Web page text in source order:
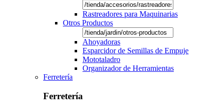
Rastreadores para Maquinarias
Otros Productos
Ahoyadoras
Esparcidor de Semillas de Empuje
Mototaladro
Organizador de Herramientas
Ferretería
Ferretería